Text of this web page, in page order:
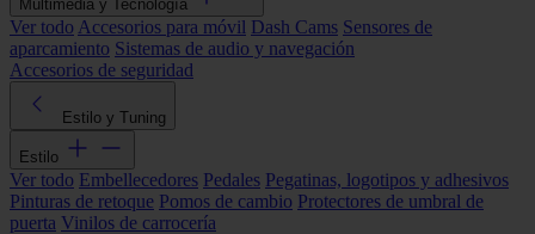
Multimedia y Tecnología
Ver todo Accesorios para móvil Dash Cams Sensores de
aparcamiento Sistemas de audio y navegación
Accesorios de seguridad
Estilo y Tuning
Estilo
Ver todo Embellecedores Pedales Pegatinas, logotipos y adhesivos
Pinturas de retoque Pomos de cambio Protectores de umbral de
puerta Vinilos de carrocería